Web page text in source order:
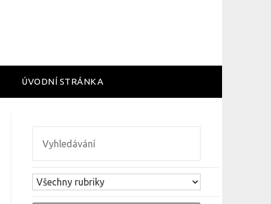
ÚVODNÍ STRÁNKA